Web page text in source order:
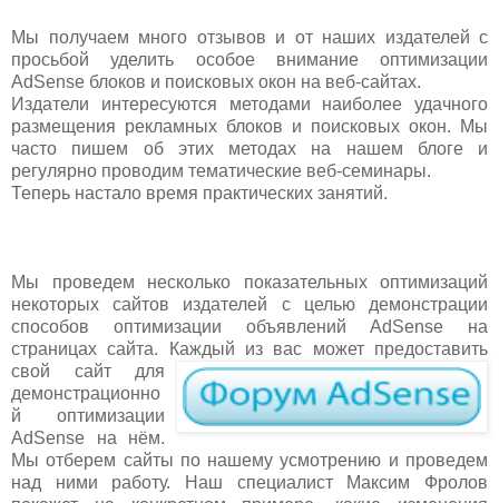
Мы получаем много отзывов и от наших издателей с
просьбой уделить особое внимание оптимизации
AdSense блоков и поисковых окон на веб-сайтах.
Издатели интересуются методами наиболее удачного
размещения рекламных блоков и поисковых окон. Мы
часто пишем об этих методах на нашем блоге и
регулярно проводим тематические веб-семинары.
Теперь настало время практических занятий.
Мы проведем несколько показательных оптимизаций
некоторых сайтов издателей с целью демонстрации
способов оптимизации объявлений AdSense на
страницах сайта. Каждый из вас может предоставить
свой сайт для
демонстрационно
й оптимизации
AdSense на нём.
Мы отберем сайты по нашему усмотрению и проведем
над ними работу. Наш специалист Максим Фролов